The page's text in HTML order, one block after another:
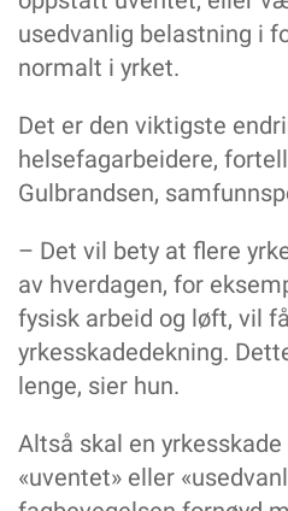
usedvanlig belastning i
normalt i yrket.
Det er den viktigste
helsefagarbeidere,
Gulbrandsen,
– Det vil bety at flere
av hverdagen, for
fysisk arbeid og løft, vil
yrkesskadedekning.
lenge, sier hun.
Altså skal en
«uventet» eller